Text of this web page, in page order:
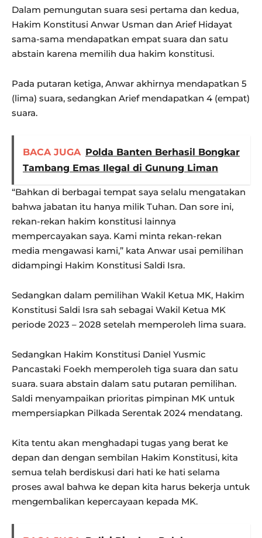
Dalam pemungutan suara sesi pertama dan kedua,
Hakim Konstitusi Anwar Usman dan Arief Hidayat
sama-sama mendapatkan empat suara dan satu
abstain karena memilih dua hakim konstitusi.
Pada putaran ketiga, Anwar akhirnya mendapatkan 5
(lima) suara, sedangkan Arief mendapatkan 4 (empat)
suara.
BACA JUGA Polda Banten Berhasil Bongkar
Tambang Emas Ilegal di Gunung Liman
“Bahkan di berbagai tempat saya selalu mengatakan
bahwa jabatan itu hanya milik Tuhan. Dan sore ini,
rekan-rekan hakim konstitusi lainnya
mempercayakan saya. Kami minta rekan-rekan
media mengawasi kami,” kata Anwar usai pemilihan
didampingi Hakim Konstitusi Saldi Isra.
Sedangkan dalam pemilihan Wakil Ketua MK, Hakim
Konstitusi Saldi Isra sah sebagai Wakil Ketua MK
periode 2023 – 2028 setelah memperoleh lima suara.
Sedangkan Hakim Konstitusi Daniel Yusmic
Pancastaki Foekh memperoleh tiga suara dan satu
suara. suara abstain dalam satu putaran pemilihan.
Saldi menyampaikan prioritas pimpinan MK untuk
mempersiapkan Pilkada Serentak 2024 mendatang.
Kita tentu akan menghadapi tugas yang berat ke
depan dan dengan sembilan Hakim Konstitusi, kita
semua telah berdiskusi dari hati ke hati selama
proses awal bahwa ke depan kita harus bekerja untuk
mengembalikan kepercayaan kepada MK.